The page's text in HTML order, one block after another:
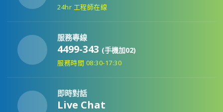
24hr 工程師在線
服務專線
4499-343 (手機加02)
服務時間 08:30-17:30
即時對話
Live Chat